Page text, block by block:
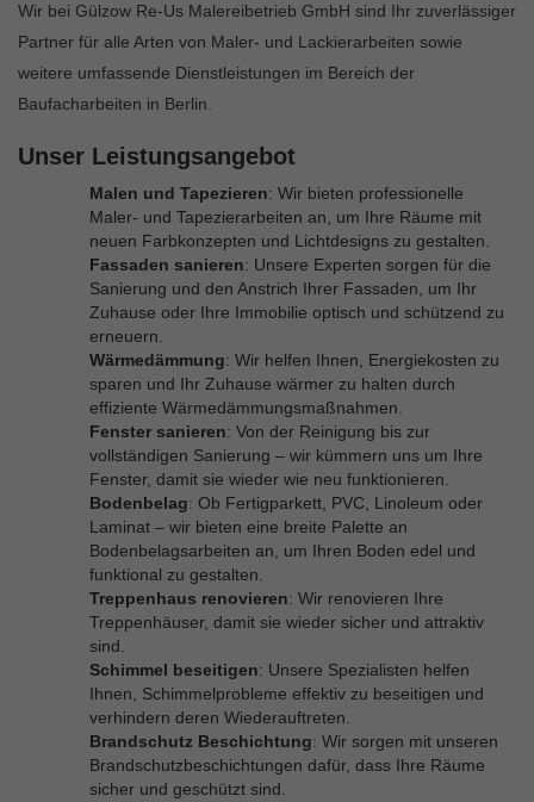
Wir bei Gülzow Re-Us Malereibetrieb GmbH sind Ihr zuverlässiger
Partner für alle Arten von Maler- und Lackierarbeiten sowie
weitere umfassende Dienstleistungen im Bereich der
Baufacharbeiten in Berlin.
Unser Leistungsangebot
Malen und Tapezieren: Wir bieten professionelle
Maler- und Tapezierarbeiten an, um Ihre Räume mit
neuen Farbkonzepten und Lichtdesigns zu gestalten.
Fassaden sanieren: Unsere Experten sorgen für die
Sanierung und den Anstrich Ihrer Fassaden, um Ihr
Zuhause oder Ihre Immobilie optisch und schützend zu
erneuern.
Wärmedämmung: Wir helfen Ihnen, Energiekosten zu
sparen und Ihr Zuhause wärmer zu halten durch
effiziente Wärmedämmungsmaßnahmen.
Fenster sanieren: Von der Reinigung bis zur
vollständigen Sanierung – wir kümmern uns um Ihre
Fenster, damit sie wieder wie neu funktionieren.
Bodenbelag: Ob Fertigparkett, PVC, Linoleum oder
Laminat – wir bieten eine breite Palette an
Bodenbelagsarbeiten an, um Ihren Boden edel und
funktional zu gestalten.
Treppenhaus renovieren: Wir renovieren Ihre
Treppenhäuser, damit sie wieder sicher und attraktiv
sind.
Schimmel beseitigen: Unsere Spezialisten helfen
Ihnen, Schimmelprobleme effektiv zu beseitigen und
verhindern deren Wiederauftreten.
Brandschutz Beschichtung: Wir sorgen mit unseren
Brandschutzbeschichtungen dafür, dass Ihre Räume
sicher und geschützt sind.